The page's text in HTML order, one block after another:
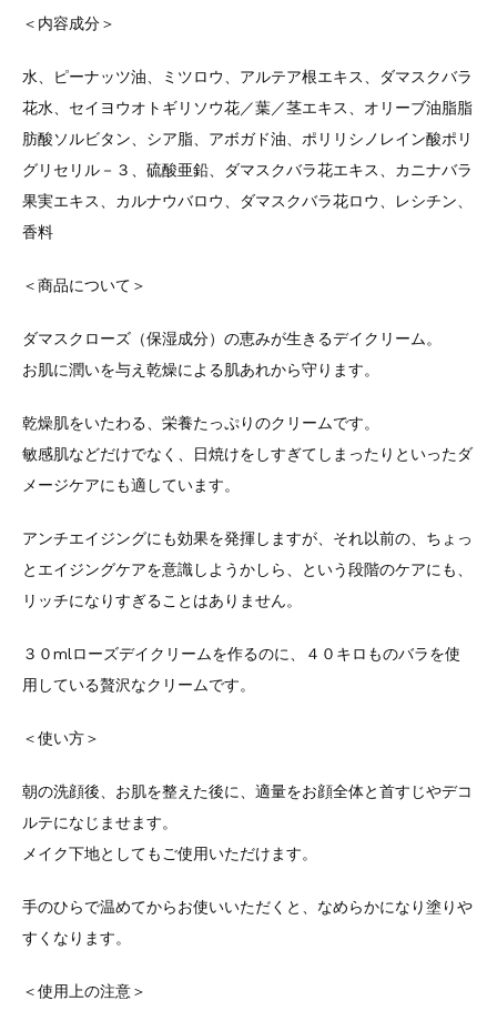
＜内容成分＞
水、ピーナッツ油、ミツロウ、アルテア根エキス、ダマスクバラ
花水、セイヨウオトギリソウ花／葉／茎エキス、オリーブ油脂脂
肪酸ソルビタン、シア脂、アボガド油、ポリリシノレイン酸ポリ
グリセリル－３、硫酸亜鉛、ダマスクバラ花エキス、カニナバラ
果実エキス、カルナウバロウ、ダマスクバラ花ロウ、レシチン、
香料
＜商品について＞
ダマスクローズ（保湿成分）の恵みが生きるデイクリーム。
お肌に潤いを与え乾燥による肌あれから守ります。
乾燥肌をいたわる、栄養たっぷりのクリームです。
敏感肌などだけでなく、日焼けをしすぎてしまったりといったダ
メージケアにも適しています。
アンチエイジングにも効果を発揮しますが、それ以前の、ちょっ
とエイジングケアを意識しようかしら、という段階のケアにも、
リッチになりすぎることはありません。
３０mlローズデイクリームを作るのに、４０キロものバラを使
用している贅沢なクリームです。
＜使い方＞
朝の洗顔後、お肌を整えた後に、適量をお顔全体と首すじやデコ
ルテになじませます。
メイク下地としてもご使用いただけます。
手のひらで温めてからお使いいただくと、なめらかになり塗りや
すくなります。
＜使用上の注意＞